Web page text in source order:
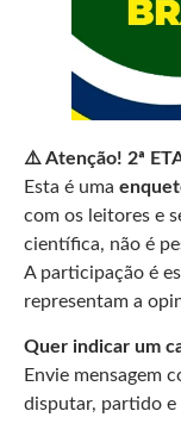
⚠️ Atenção! 2ª
Esta é uma
com os leitores e
científica, não é
A participação é
representam a
Quer indicar um
Envie mensagem
disputar, partido e